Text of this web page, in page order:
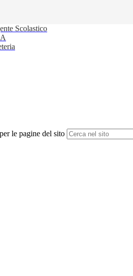
Scolastico
le pagine del sito